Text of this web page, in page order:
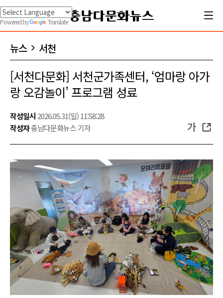
Powered by Translate
뉴스 서천
[서천다문화] 서천군가족센터, ‘엄마랑 아가
랑 오감놀이’ 프로그램 성료
작성일시 2026.05.31(일) 11:58:28
작성자충남다문화뉴스 기자 가